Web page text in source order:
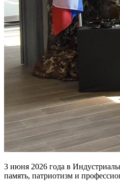
3 июня 2026 года в
память, патриотизм и